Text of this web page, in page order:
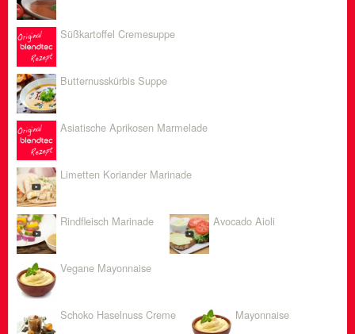
Süßkartoffel Cremesuppe
Butternusskürbis Suppe
Asiatische Aprikosen Marmelade
Limetten Koriander Marinade
Rindfleisch Marinade Avocado Aioli
Vegane Mayonnaise
Schoko Haselnuss Creme Mayonnaise